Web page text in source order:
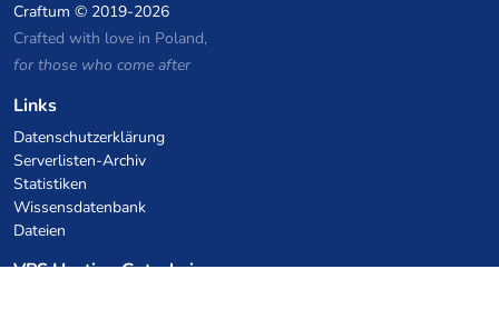
Craftum © 2019-2026
Crafted with love in Poland,
for those who come after
Links
Datenschutzerklärung
Serverlisten-Archiv
Statistiken
Wissensdatenbank
Dateien
VPS Hosting Gutscheine